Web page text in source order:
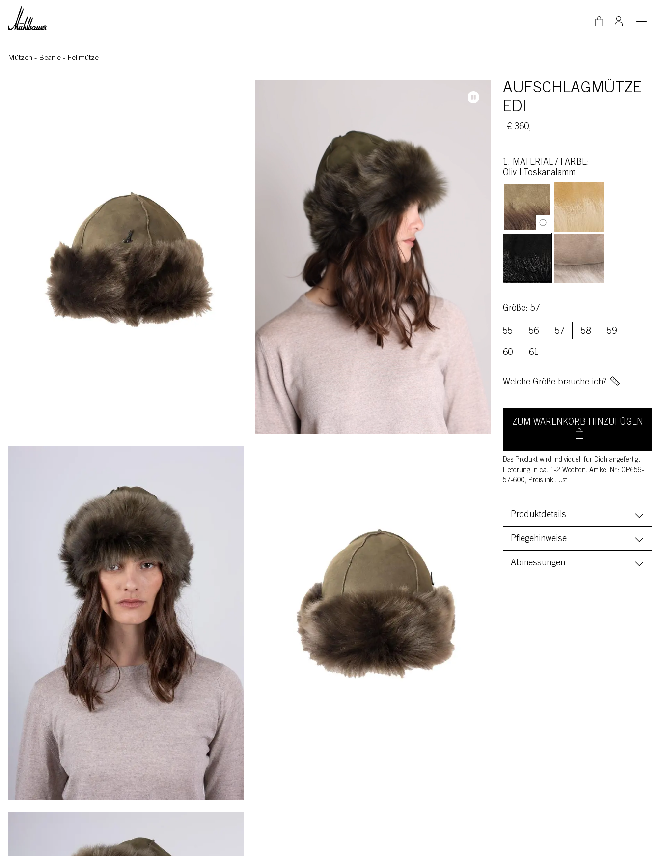
Direkt zum Inhalt
Mützen - Beanie - Fellmütze
AUFSCHLAGMÜTZE
EDI
€ 360,—
1. MATERIAL / FARBE:
oliv | Toskanalamm
Größe: 57
55 56 57 58 59
60 61
Welche Größe brauche ich?
ZUM WARENKORB HINZUFÜGEN
Das Produkt wird individuell für Dich angefertigt.
Lieferung in ca. 1-2 Wochen. Artikel Nr.: CP656-
57-600, Preis inkl. Ust.
Produktdetails
Pflegehinweise
Abmessungen